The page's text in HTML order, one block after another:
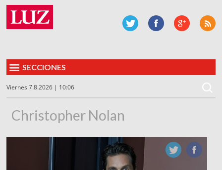
SECCIONES
Viernes 7.8.2026 | 10:06
Christopher Nolan